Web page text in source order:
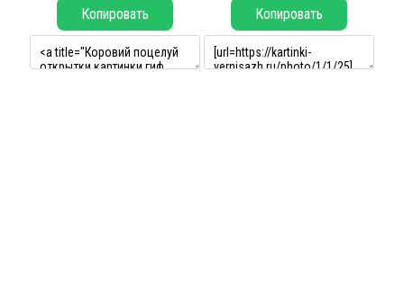
Копировать Копировать